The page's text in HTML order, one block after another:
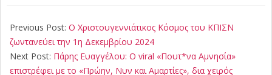
11-
29
Previous Post: Ο Χριστουγεννιάτικος Κόσμος του ΚΠΙΣΝ
ζωντανεύει την 1η Δεκεμβρίου 2024
Next Post: Πάρης Ευαγγέλου: Ο viral «Πoυτ*να Αμνησία»
επιστρέφει με το «Πρώην, Νυν και Αμαρτίες», δια χειρός